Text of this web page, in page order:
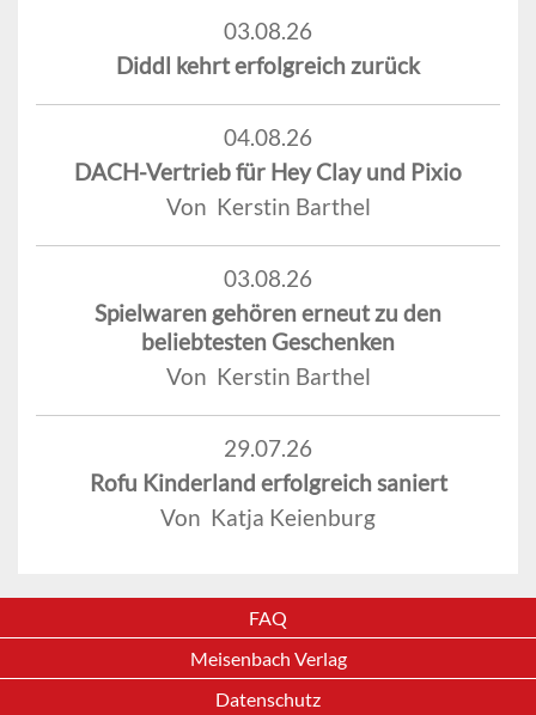
03.08.26
Diddl kehrt erfolgreich zurück
04.08.26
DACH-Vertrieb für Hey Clay und Pixio
Von Kerstin Barthel
03.08.26
Spielwaren gehören erneut zu den
beliebtesten Geschenken
Von Kerstin Barthel
29.07.26
Rofu Kinderland erfolgreich saniert
Von Katja Keienburg
FAQ
Meisenbach Verlag
Datenschutz